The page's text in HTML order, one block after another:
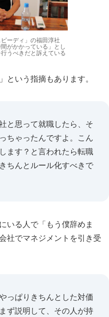
ーディ」の福田淳社
がかかっている」とし
うべきだと訴えている
いう指摘もあります。
と思って就職したら、そ
ちゃったんですよ。こん
ます？と言われたら転職
ちんとルール化すべきで
る人で「もう僕辞めま
社でマネジメントを引き受
っぱりきちんとした対価
ず説明して、その人が持